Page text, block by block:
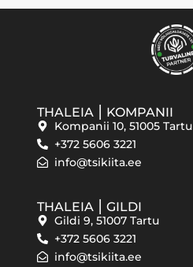
THALEIA ⎮ KOMPANII
Kompanii 10, 51005 Tartu
+372 5606 3221
info@tsikiita.ee
THALEIA ⎮ GILDI
Gildi 9, 51007 Tartu
+372 5606 3221
info@tsikiita.ee